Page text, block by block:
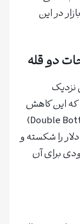
در این
دو قله
نزدیک
که این کاهش
قیمت ممکن است به یک اصلاح دو قله (Double Bottom)
منجر شود. اگر بیت‌کوین بتواند مقاومت ۱۰۱K دلار را شکسته و
برای آن